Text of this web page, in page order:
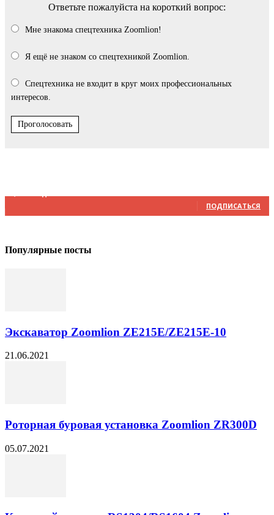
Ответьте пожалуйста на короткий вопрос:
Мне знакома спецтехника Zoomlion!
Я ещё не знаком со спецтехникой Zoomlion.
Спецтехника не входит в круг моих профессиональных
интересов.
Проголосовать
ПОДПИСАТЬСЯ
Популярные посты
Экскаватор Zoomlion ZE215E/ZE215E-10
21.06.2021
Роторная буровая установка Zoomlion ZR300D
05.07.2021